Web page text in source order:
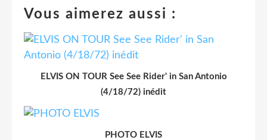
Vous aimerez aussi :
ELVIS ON TOUR See See Rider' in San Antonio
(4/18/72) inédit
PHOTO ELVIS